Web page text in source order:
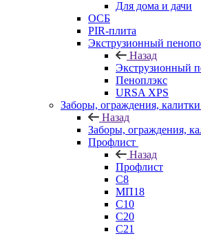
Для дома и дачи
ОСБ
PIR-плита
Экструзионный
Назад
Экструзионный
Пеноплэкс
URSA XPS
Заборы, ограждения, калитки
Назад
Заборы, ограждения,
Профлист
Назад
Профлист
С8
МП18
С10
С20
С21